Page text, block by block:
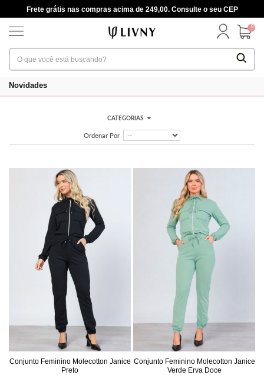
Frete grátis nas compras acima de 249,00. Consulte o seu CEP
0
Novidades
CATEGORIAS
Ordenar Por
Conjunto Feminino Molecotton Janice
Preto
Conjunto Feminino Molecotton Janice
Verde Erva Doce